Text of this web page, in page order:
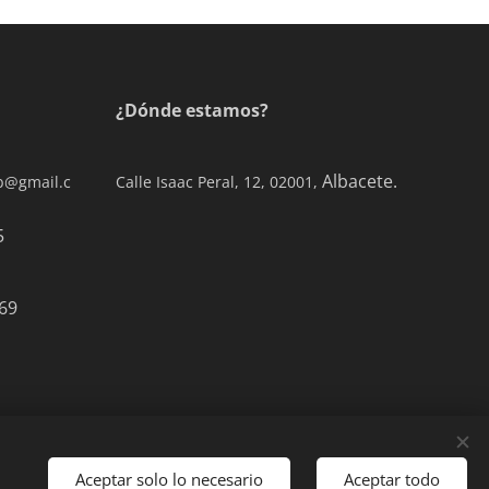
65
¿Dónde estamos?
Calle Isaac Peral, 12, 02001, Albacete.
Aceptar solo lo necesario Aceptar todo